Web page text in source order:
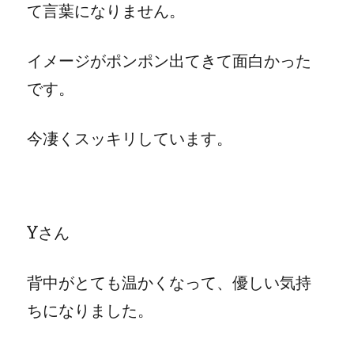
て言葉になりません。
イメージがポンポン出てきて面白かった
です。
今凄くスッキリしています。
Yさん
背中がとても温かくなって、優しい気持
ちになりました。